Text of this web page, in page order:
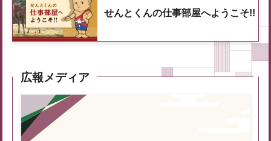
せんとくんの仕事部屋へようこそ!!
広報メディア